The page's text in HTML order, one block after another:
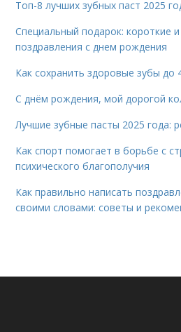
Топ-8 лучших зубных паст 2025
Специальный подарок: короткие
поздравления с днем рождения
Как сохранить здоровые зубы до
С днём рождения, мой дорогой
Лучшие зубные пасты 2025 года:
Как спорт помогает в борьбе с
психического благополучия
Как правильно написать
своими словами: советы и